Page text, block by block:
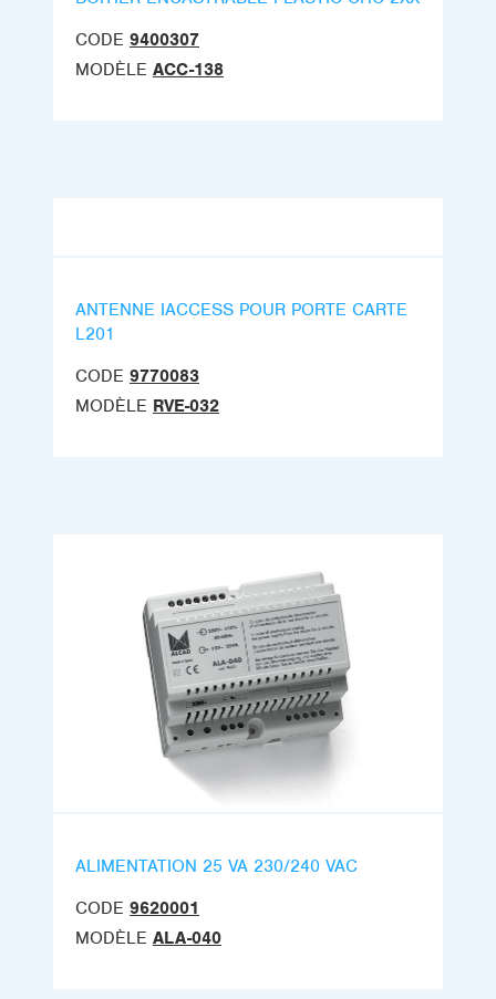
CODE 9400307
MODÈLE ACC-138
ANTENNE IACCESS POUR PORTE CARTE
L201
CODE 9770083
MODÈLE RVE-032
ALIMENTATION 25 VA 230/240 VAC
CODE 9620001
MODÈLE ALA-040